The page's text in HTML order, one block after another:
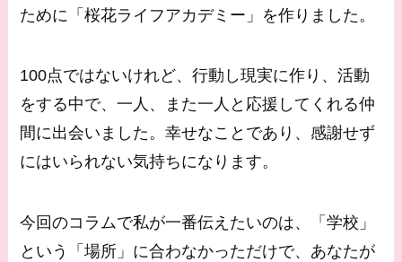
ために「桜花ライフアカデミー」を作りました。
100点ではないけれど、行動し現実に作り、活動
をする中で、一人、また一人と応援してくれる仲
間に出会いました。幸せなことであり、感謝せず
にはいられない気持ちになります。
今回のコラムで私が一番伝えたいのは、「学校」
という「場所」に合わなかっただけで、あなたが